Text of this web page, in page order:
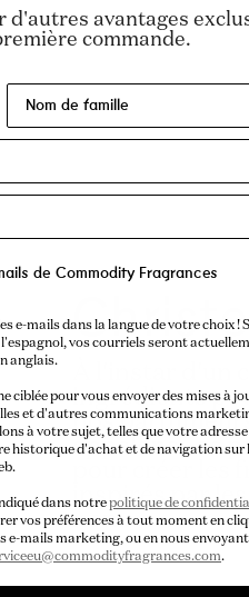
À l'instar d'un
ingrédients
nos
appelons - se
pour créer les
inspirés par
nom.
d'autres avantages
commande.
de Commodity Fragrances
e-mails dans la langue de votre choix !
vos courriels seront
anglais.
ciblée pour vous envoyer des mises à
et d'autres communications
à votre sujet, telles que votre adresse
historique d'achat et de navigation sur
dans notrepolitique de
vos préférences à tout moment en
e-mails marketing, ou en nous envoyant
.